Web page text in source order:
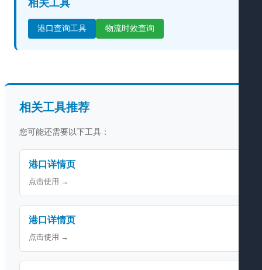
相关工具
港口查询工具 物流时效查询
相关工具推荐
您可能还需要以下工具：
港口详情页
点击使用 →
港口详情页
点击使用 →